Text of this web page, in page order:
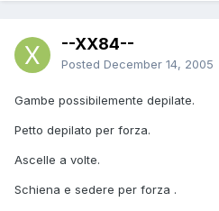
--XX84--
Posted December 14, 2005
Gambe possibilemente depilate.
Petto depilato per forza.
Ascelle a volte.
Schiena e sedere per forza .